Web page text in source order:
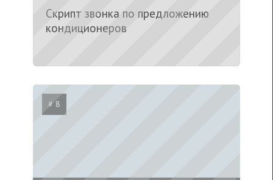
Скрипт звонка по предложению
кондиционеров
# 8